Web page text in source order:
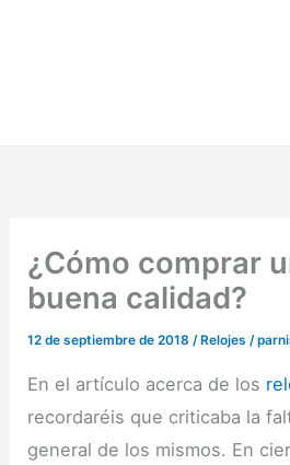
¿Cómo comprar
buena calidad?
12 de septiembre de 2018/ Relojes /
En el artículo acerca de los
recordaréis que criticaba la
general de los mismos. En